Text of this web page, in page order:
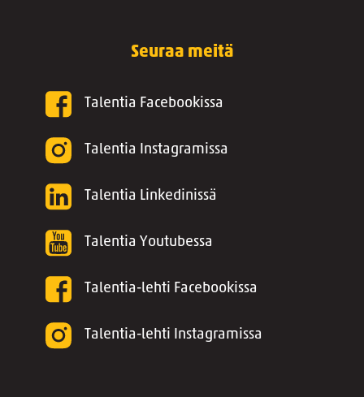
Seuraa meitä
Talentia Facebookissa
Talentia Instagramissa
Talentia Linkedinissä
Talentia Youtubessa
Talentia-lehti Facebookissa
Talentia-lehti Instagramissa